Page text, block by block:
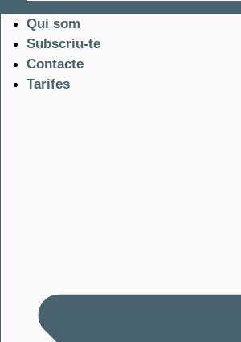
Qui som
Subscriu-te
Contacte
Tarifes